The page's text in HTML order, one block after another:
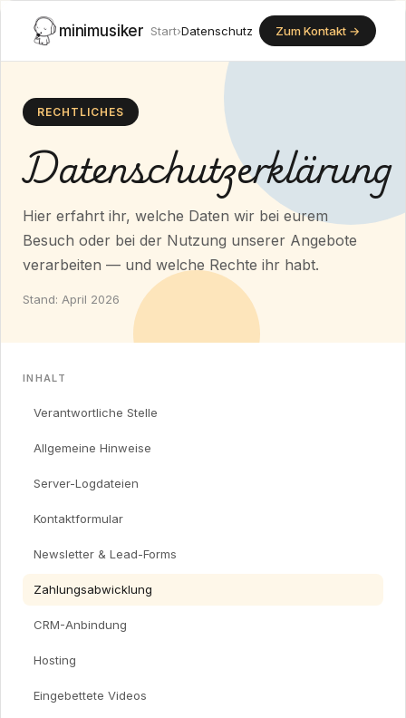
minimusiker Start›Datenschutz Zum Kontakt →
RECHTLICHES
Datenschutzerklärung
Hier erfahrt ihr, welche Daten wir bei eurem
Besuch oder bei der Nutzung unserer Angebote
verarbeiten — und welche Rechte ihr habt.
Stand: April 2026
INHALT
Verantwortliche Stelle
Allgemeine Hinweise
Server-Logdateien
Kontaktformular
Newsletter & Lead-Forms
Zahlungsabwicklung
CRM-Anbindung
Hosting
Eingebettete Videos